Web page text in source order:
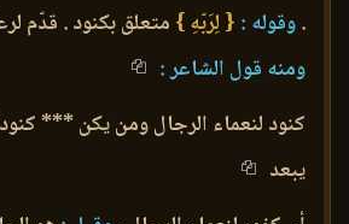
.وقوله : { لِرَبّهِ }متعلق بكنود . قدّم
ومنه قول الشاعر :
كنود لنعماء الرجال ومن يكن ***
يبعد